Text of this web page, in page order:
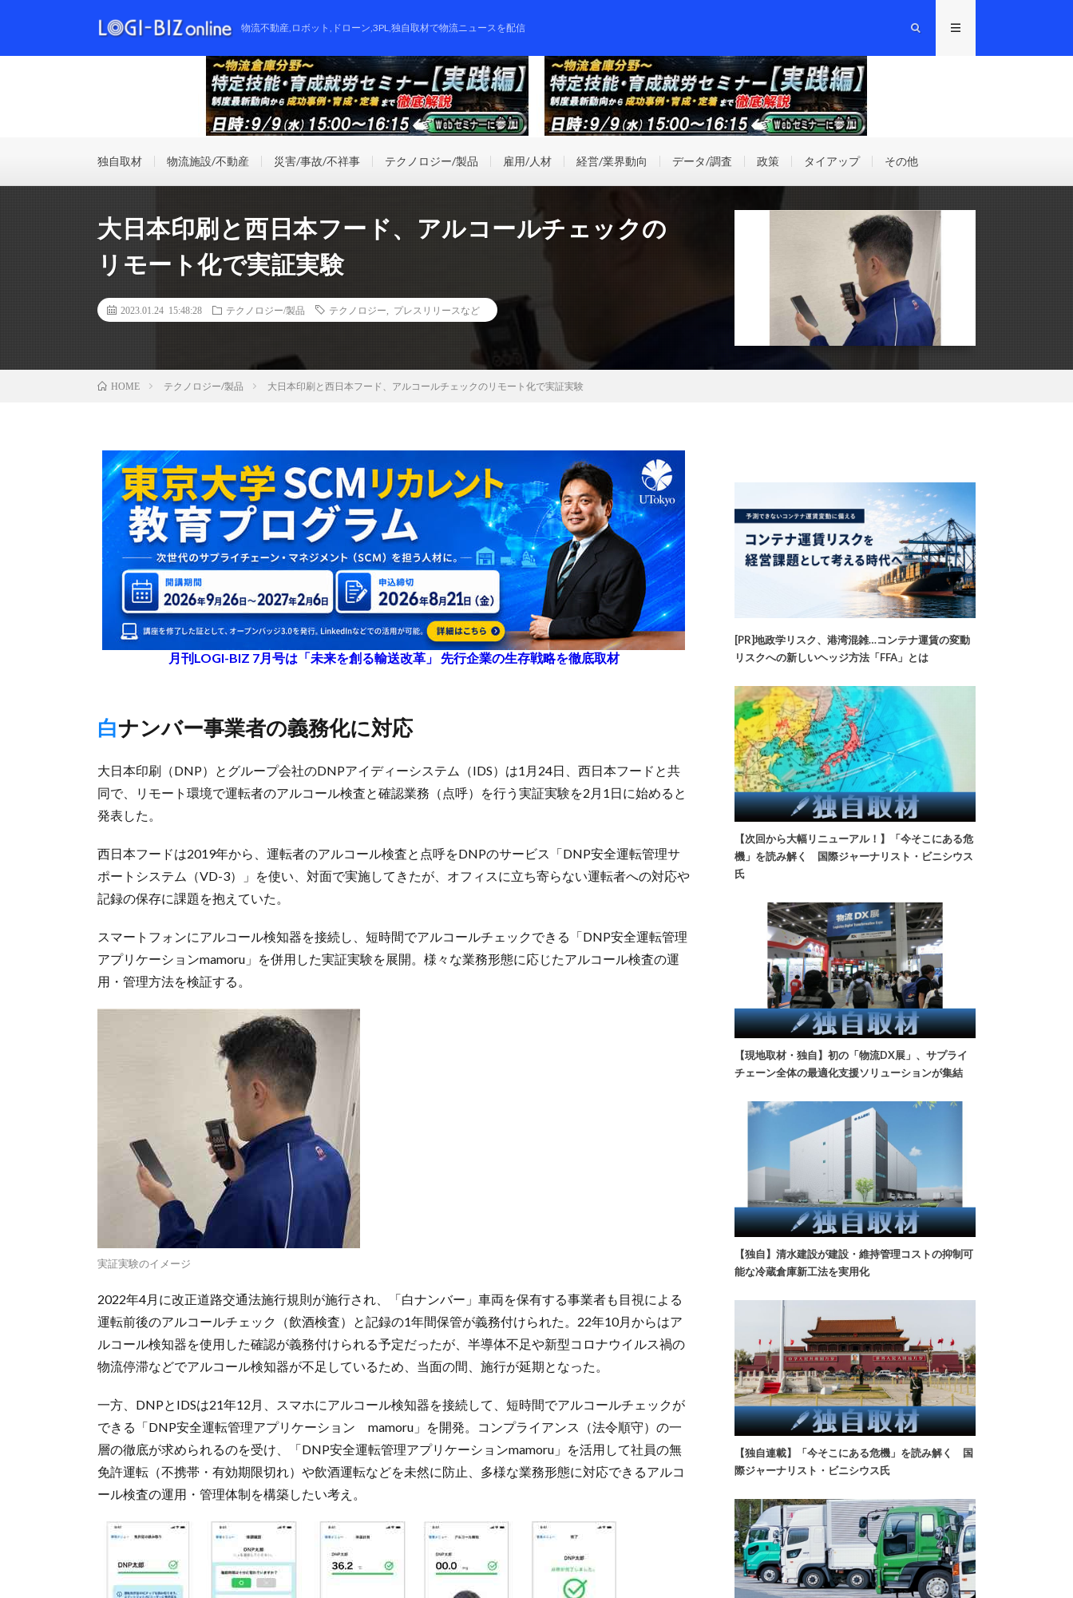
物流不動産,ロボット,ドローン,3PL,独自取材で物流ニュースを配信
独自取材 物流施設/不動産 災害/事故/不祥事 テクノロジー/製品 雇用/人材 経営/業界動向 データ/調査 政策 タイアップ その他
大日本印刷と西日本フード、アルコールチェックの
リモート化で実証実験
2023.01.24 15:48:28 テクノロジー/製品 テクノロジー プレスリリースなど
HOME テクノロジー/製品 大日本印刷と西日本フード、アルコールチェックのリモート化で実証実験
月刊LOGI-BIZ 7月号は「未来を創る輸送改革」 先行企業の生存戦略を徹底取材
白ナンバー事業者の義務化に対応
大日本印刷（DNP）とグループ会社のDNPアイディーシステム（IDS）は1月24日、西日本フードと共
同で、リモート環境で運転者のアルコール検査と確認業務（点呼）を行う実証実験を2月1日に始めると
発表した。
西日本フードは2019年から、運転者のアルコール検査と点呼をDNPのサービス「DNP安全運転管理サ
ポートシステム（VD-3）」を使い、対面で実施してきたが、オフィスに立ち寄らない運転者への対応や
記録の保存に課題を抱えていた。
スマートフォンにアルコール検知器を接続し、短時間でアルコールチェックできる「DNP安全運転管理
アプリケーションmamoru」を併用した実証実験を展開。様々な業務形態に応じたアルコール検査の運
用・管理方法を検証する。
実証実験のイメージ
2022年4月に改正道路交通法施行規則が施行され、「白ナンバー」車両を保有する事業者も目視による
運転前後のアルコールチェック（飲酒検査）と記録の1年間保管が義務付けられた。22年10月からはア
ルコール検知器を使用した確認が義務付けられる予定だったが、半導体不足や新型コロナウイルス禍の
物流停滞などでアルコール検知器が不足しているため、当面の間、施行が延期となった。
一方、DNPとIDSは21年12月、スマホにアルコール検知器を接続して、短時間でアルコールチェックが
できる「DNP安全運転管理アプリケーション mamoru」を開発。コンプライアンス（法令順守）の一
層の徹底が求められるのを受け、「DNP安全運転管理アプリケーションmamoru」を活用して社員の無
免許運転（不携帯・有効期限切れ）や飲酒運転などを未然に防止、多様な業務形態に対応できるアルコ
ール検査の運用・管理体制を構築したい考え。
[PR]地政学リスク、港湾混雑…コンテナ運賃の変動
リスクへの新しいヘッジ方法「FFA」とは
【次回から大幅リニューアル！】「今そこにある危
機」を読み解く 国際ジャーナリスト・ビニシウス
氏
【現地取材・独自】初の「物流DX展」、サプライ
チェーン全体の最適化支援ソリューションが集結
【独自】清水建設が建設・維持管理コストの抑制可
能な冷蔵倉庫新工法を実用化
【独自連載】「今そこにある危機」を読み解く 国
際ジャーナリスト・ビニシウス氏